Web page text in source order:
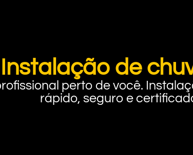
Instalação de
perto de você.
rápido, seguro e